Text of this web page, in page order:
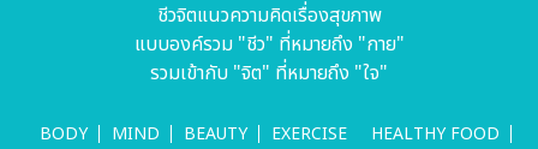
ชีวจิตแนวความคิดเรื่องสุขภาพ
แบบองค์รวม "ชีว" ที่หมายถึง "กาย"
รวมเข้ากับ "จิต" ที่หมายถึง "ใจ"
BODY MIND BEAUTY EXERCISE
HEALTHY FOOD